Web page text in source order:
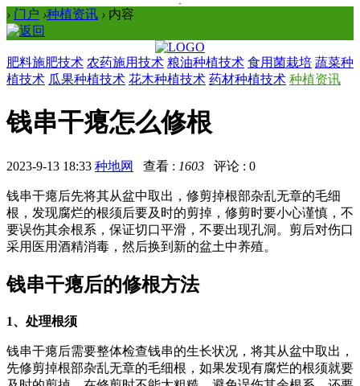
› 门户 ›种植资讯 › 内容
肥料施肥技术 农药施用技术 粮油种植技术 食用菌栽培 蔬菜种
植技术 瓜果种植技术 花木种植技术 药材种植技术 种植资讯
钱串干瘪怎么修根
2023-9-13 18:33 种地网 查看 : 1603 评论 : 0
钱串干瘪后先将其从盆中取出，修剪掉根部杂乱无章的毛细
根，发现腐烂的根须后要及时的剪掉，修剪时要小心谨慎，不
要误伤其余根系，保证切口平滑，不要出现孔洞。剪后对伤口
采用医用酒精消毒，然后换到新的盆土中养殖。
钱串干瘪后的修根方法
1、处理根须
钱串干瘪后需要整体检查钱串的生长状况，将其从盆中取出，
先修剪掉根部杂乱无章的毛细根，如果发现有腐烂的根须就要